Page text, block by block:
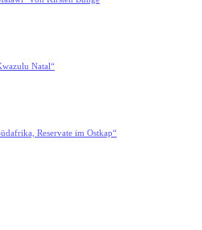
Natal“
Reservate im Ostkap“